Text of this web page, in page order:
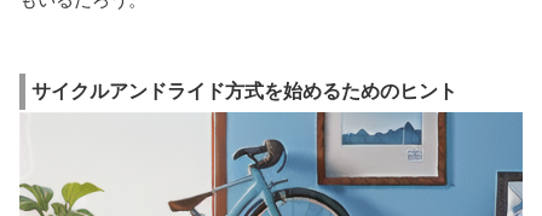
サイクルアンドライド方式を始めるためのヒント